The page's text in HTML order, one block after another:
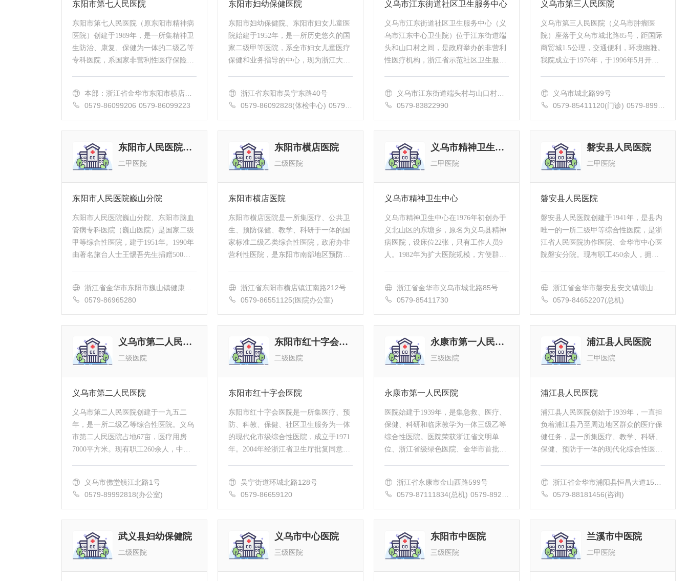
东阳市第七人民医院
东阳市第七人民医院（原东阳市精神病
医院）创建于1989年，是一所集精神卫
生防治、康复、保健为一体的二级乙等
专科医院，系国家非营利性医疗保险定
华市爱...本部：浙江省金华市东阳市横店镇
西郭线北南上湖社区上西村 失眠诊
疗中心：浙江省金华市东阳市中山
0579-86099206 0579-86099223
东阳市妇幼保健医院
东阳市妇幼保健院、东阳市妇女儿童医
院始建于1952年，是一所历史悠久的国
家二级甲等医院，系全市妇女儿童医疗
保健和业务指导的中心，现为浙江大学
院...浙江省东阳市吴宁东路40号
0579-86092828(体检中心) 0579-8
务台)
义乌市江东街道社区卫生服务中心
义乌市江东街道社区卫生服务中心（义
乌市江东中心卫生院）位于江东街道端
头和山口村之间，是政府举办的非营利
性医疗机构，浙江省示范社区卫生服务
乌市中心医...
义乌市江东街道端头村与山口村交
界处南山综合市场旁和欣路369号
0579-83822990
义乌市第三人民医院
义乌市第三人民医院（义乌市肿瘤医
院）座落于义乌市城北路85号，距国际
商贸城1.5公理，交通便利，环境幽雅。
我院成立于1976年，于1996年5月开设
子。2002年6月，...
义乌市城北路99号
0579-85411120(门诊) 0579-8998
东阳市人民医院巍山分院
二甲医院
东阳市人民医院巍山分院
东阳市人民医院巍山分院、东阳市脑血
管病专科医院（巍山医院）是国家二级
甲等综合性医院，建于1951年。1990年
由著名旅台人士王惕吾先生捐赠500万
级专业技术人员1...
浙江省金华市东阳市巍山镇健康路2
8号
0579-86965280
东阳市横店医院
二级医院
东阳市横店医院
东阳市横店医院是一所集医疗、公共卫
生、预防保健、教学、科研于一体的国
家标准二级乙类综合性医院，政府办非
营利性医院，是东阳市南部地区预防保
政...浙江省东阳市横店镇江南路212号
0579-86551125(医院办公室)
义乌市精神卫生中心
二甲医院
义乌市精神卫生中心
义乌市精神卫生中心在1976年初创办于
义北山区的东塘乡，原名为义乌县精神
病医院，设床位22张，只有工作人员9
人。1982年为扩大医院规模，方便群众
为义乌市...
浙江省金华市义乌市城北路85号
0579-85411730
磐安县人民医院
二甲医院
磐安县人民医院
磐安县人民医院创建于1941年，是县内
唯一的一所二级甲等综合性医院，是浙
江省人民医院协作医院、金华市中心医
院磐安分院。现有职工450余人，拥有
人；担负着全...
浙江省金华市磐安县安文镇螺山路1
号
0579-84652207(总机)
义乌市第二人民医院
二级医院
义乌市第二人民医院
义乌市第二人民医院创建于一九五二
年，是一所二级乙等综合性医院。义乌
市第二人民医院占地67亩，医疗用房
7000平方米。现有职工260余人，中高
化设备齐全，拥有...
义乌市佛堂镇江北路1号
0579-89992818(办公室)
东阳市红十字会医院
二级医院
东阳市红十字会医院
东阳市红十字会医院是一所集医疗、预
防、科教、保健、社区卫生服务为一体
的现代化市级综合性医院，成立于1971
年。2004年经浙江省卫生厅批复同意升
吴宁街道环城北路128号
0579-86659120
永康市第一人民医院
三级医院
永康市第一人民医院
医院始建于1939年，是集急救、医疗、
保健、科研和临床教学为一体三级乙等
综合性医院。医院荣获浙江省文明单
位、浙江省级绿色医院、金华市首批诚
市政...浙江省永康市金山西路599号
0579-87111834(总机) 0579-8927
浦江县人民医院
二甲医院
浦江县人民医院
浦江县人民医院创始于1939年，一直担
负着浦江县乃至周边地区群众的医疗保
健任务，是一所集医疗、教学、科研、
保健、预防于一体的现代化综合性医
平方米，绿...
浙江省金华市浦阳县恒昌大道158
号
0579-88181456(咨询)
武义县妇幼保健院
二级医院
义乌市中心医院
三级医院
东阳市中医院
三级医院
兰溪市中医院
二甲医院